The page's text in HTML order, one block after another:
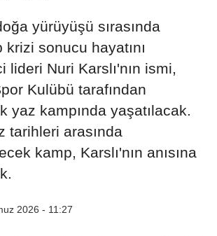
yürüyüşü sırasında
sonucu hayatını
lideri Nuri Karslı'nın ismi,
Kulübü tarafından
yaz kampında yaşatılacak.
tarihleri arasında
kamp, Karslı'nın anısına
2026 - 11:27